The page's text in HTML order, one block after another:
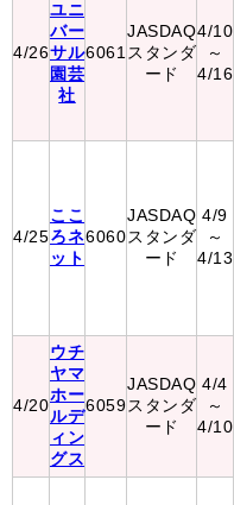
4/26
ユニ
バー
サル
園芸
社
6061
JASDAQ
スタンダ
ード
4/10
～
4/16
4/25
ここ
ろネ
ット
6060
JASDAQ
スタンダ
ード
4/9
～
4/13
4/20
ウチ
ヤマ
ホー
ルデ
ィン
グス
6059
JASDAQ
スタンダ
ード
4/4
～
4/10